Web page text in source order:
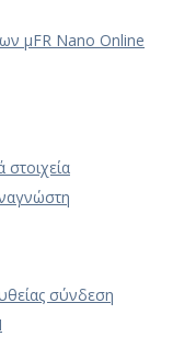
μFR Nano Online
σύνδεση